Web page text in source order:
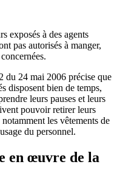
exposés à des agents
pas autorisés à manger,
du 24 mai 2006 précise que
disposent bien de temps,
leurs pauses et leurs
pouvoir retirer leurs
les vêtements de
du personnel.
en œuvre de la